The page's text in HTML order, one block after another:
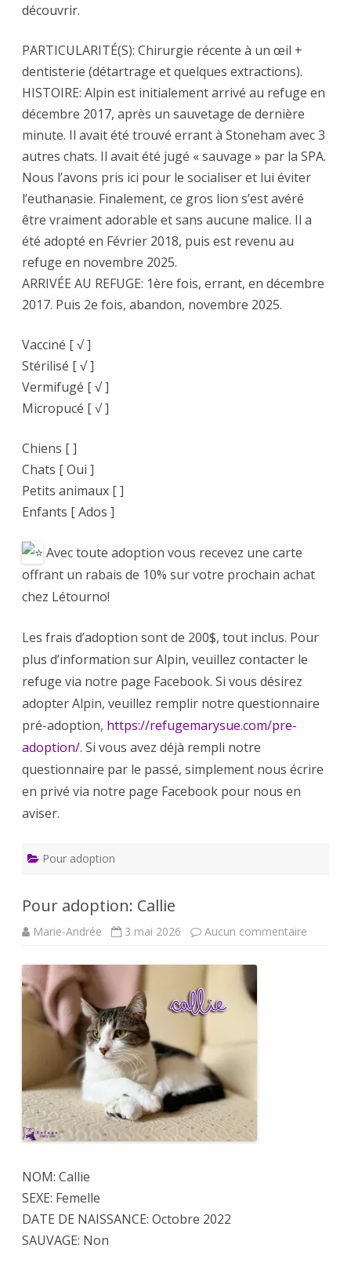
découvrir.
PARTICULARITÉ(S): Chirurgie récente à un œil +
dentisterie (détartrage et quelques extractions).
HISTOIRE: Alpin est initialement arrivé au refuge en
décembre 2017, après un sauvetage de dernière
minute. Il avait été trouvé errant à Stoneham avec 3
autres chats. Il avait été jugé « sauvage » par la SPA.
Nous l’avons pris ici pour le socialiser et lui éviter
l’euthanasie. Finalement, ce gros lion s’est avéré
être vraiment adorable et sans aucune malice. Il a
été adopté en Février 2018, puis est revenu au
refuge en novembre 2025.
ARRIVÉE AU REFUGE: 1ère fois, errant, en décembre
2017. Puis 2e fois, abandon, novembre 2025.
Vacciné [ √ ]
Stérilisé [ √ ]
Vermifugé [ √ ]
Micropucé [ √ ]
Chiens [ ]
Chats [ Oui ]
Petits animaux [ ]
Enfants [ Ados ]
Avec toute adoption vous recevez une carte
offrant un rabais de 10% sur votre prochain achat
chez Létourno!
Les frais d’adoption sont de 200$, tout inclus. Pour
plus d’information sur Alpin, veuillez contacter le
refuge via notre page Facebook. Si vous désirez
adopter Alpin, veuillez remplir notre questionnaire
pré-adoption, https://refugemarysue.com/pre-
adoption/. Si vous avez déjà rempli notre
questionnaire par le passé, simplement nous écrire
en privé via notre page Facebook pour nous en
aviser.
Pour adoption
Pour adoption: Callie
Marie-Andrée 3 mai 2026 Aucun commentaire
NOM: Callie
SEXE: Femelle
DATE DE NAISSANCE: Octobre 2022
SAUVAGE: Non